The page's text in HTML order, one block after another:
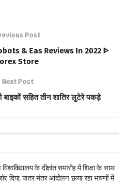
Post
& Eas Reviews In 2022 ᐈ
Store
Next Post
बाइकों सहित तीन शातिर लुटेरे पकड़े
के दीक्षांत समारोह में शिक्षा के साथ
दिया, जंतर मंतर आंदोलन छाया रहा भाषणों में